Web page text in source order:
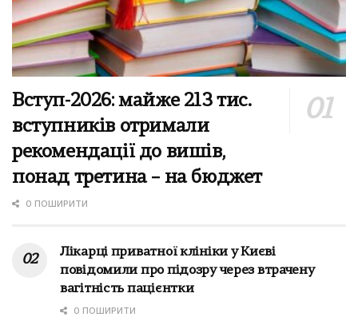
Вступ-2026: майже 213 тис.
вступників отримали
рекомендації до вишів,
понад третина – на бюджет
0 ПОШИРИТИ
Лікарці приватної клініки у Києві
повідомили про підозру через втрачену
вагітність пацієнтки
0 ПОШИРИТИ